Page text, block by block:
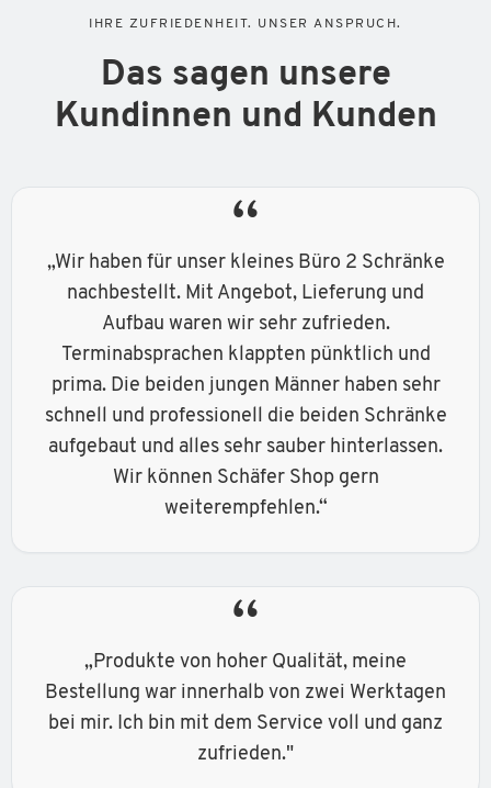
IHRE ZUFRIEDENHEIT. UNSER ANSPRUCH.
Das sagen unsere
Kundinnen und Kunden
“
„Wir haben für unser kleines Büro 2 Schränke
nachbestellt. Mit Angebot, Lieferung und
Aufbau waren wir sehr zufrieden.
Terminabsprachen klappten pünktlich und
prima. Die beiden jungen Männer haben sehr
schnell und professionell die beiden Schränke
aufgebaut und alles sehr sauber hinterlassen.
Wir können Schäfer Shop gern
weiterempfehlen.“
“
„Produkte von hoher Qualität, meine
Bestellung war innerhalb von zwei Werktagen
bei mir. Ich bin mit dem Service voll und ganz
zufrieden."